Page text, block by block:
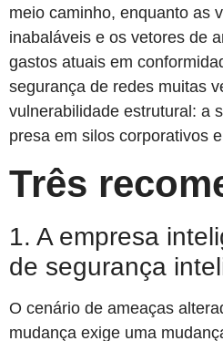
meio caminho, enquanto as
inabaláveis e os vetores de
gastos atuais em
segurança de redes muitas
vulnerabilidade estrutural: a
presa em silos corporativos
Três
1. A empresa
de segurança
O cenário de ameaças
mudança exige uma